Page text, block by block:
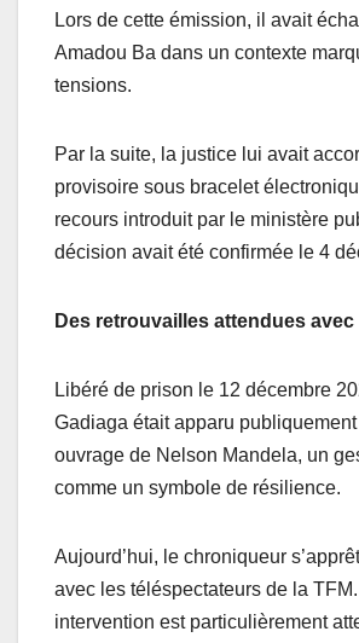
Lors de cette émission, il avait
Amadou Ba dans un contexte
tensions.
Par la suite, la justice lui avait
provisoire sous bracelet
recours introduit par le ministère
décision avait été confirmée le 4
Des retrouvailles attendues
Libéré de prison le 12 décembre
Gadiaga était apparu
ouvrage de Nelson Mandela, un
comme un symbole de résilience.
Aujourd’hui, le chroniqueur
avec les téléspectateurs de la
intervention est particulièrement